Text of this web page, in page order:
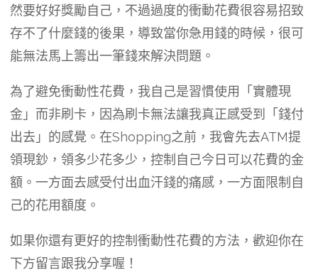
然要好好獎勵自己，不過過度的衝動花費很容易招致
存不了什麼錢的後果，導致當你急用錢的時候，很可
能無法馬上籌出一筆錢來解決問題。
為了避免衝動性花費，我自己是習慣使用「實體現
金」而非刷卡，因為刷卡無法讓我真正感受到「錢付
出去」的感覺。在Shopping之前，我會先去ATM提
領現鈔，領多少花多少，控制自己今日可以花費的金
額。一方面去感受付出血汗錢的痛感，一方面限制自
己的花用額度。
如果你還有更好的控制衝動性花費的方法，歡迎你在
下方留言跟我分享喔！